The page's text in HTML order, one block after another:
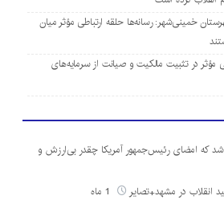
خمینی‌شهر: رسانه‌ها حلقه ارتباطی مؤثر میان
مؤثر در تثبیت مالکیت و صیانت از سرمایه‌های
شد که امضای رئیس‌جمهور آمریکا چقدر بی‌ارزش و
انقلاب در مشهد+تصایر